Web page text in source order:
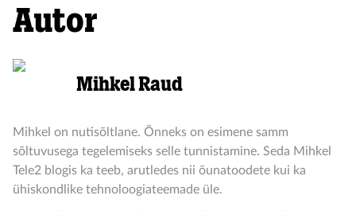
Autor
Mihkel Raud
Mihkel on nutisõltlane. Õnneks on esimene samm
sõltuvusega tegelemiseks selle tunnistamine. Seda Mihkel
Tele2 blogis ka teeb, arutledes nii õunatoodete kui ka
ühiskondlike tehnoloogiateemade üle.